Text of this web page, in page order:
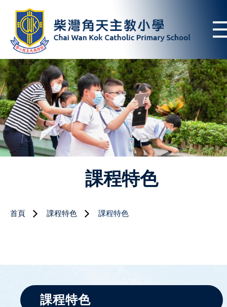
課程特色
首頁 課程特色 課程特色
課程特色